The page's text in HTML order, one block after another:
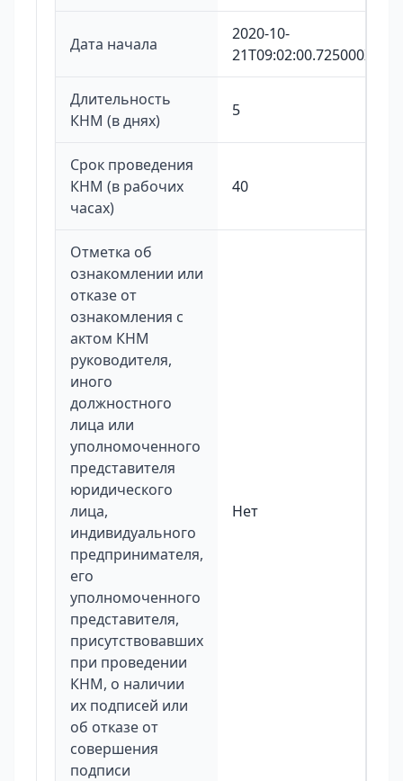
Дата начала
2020-10-
21T09:02:00.725000Z
Длительность
КНМ (в днях)
5
Срок проведения
КНМ (в рабочих
часах)
40
Отметка об
ознакомлении или
отказе от
ознакомления с
актом КНМ
руководителя,
иного
должностного
лица или
уполномоченного
представителя
юридического
лица,
индивидуального
предпринимателя,
его
уполномоченного
представителя,
присутствовавших
при проведении
КНМ, о наличии
их подписей или
об отказе от
совершения
подписи
Нет